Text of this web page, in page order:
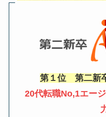
第１位 第二新
20代転職No,1エー